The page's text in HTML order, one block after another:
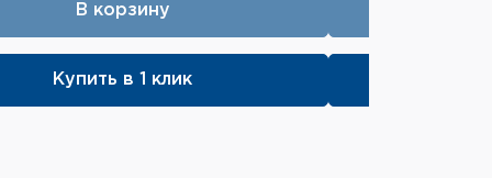
В корзину
Купить в 1 клик